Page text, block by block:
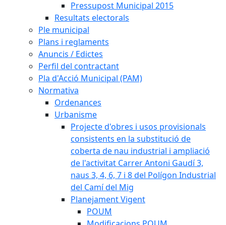
Pressupost Municipal 2015
Resultats electorals
Ple municipal
Plans i reglaments
Anuncis / Edictes
Perfil del contractant
Pla d'Acció Municipal (PAM)
Normativa
Ordenances
Urbanisme
Projecte d'obres i usos provisionals
consistents en la substitució de
coberta de nau industrial i ampliació
de l'activitat Carrer Antoni Gaudí 3,
naus 3, 4, 6, 7 i 8 del Polígon Industrial
del Camí del Mig
Planejament Vigent
POUM